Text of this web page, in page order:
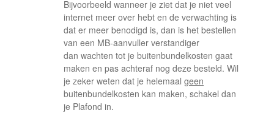
Bijvoorbeeld wanneer je ziet dat je niet veel
internet meer over hebt en de verwachting is
dat er meer benodigd is, dan is het bestellen
van een MB-aanvuller verstandiger
dan wachten tot je buitenbundelkosten gaat
maken en pas achteraf nog deze besteld. Wil
je zeker weten dat je helemaal geen
buitenbundelkosten kan maken, schakel dan
je Plafond in.